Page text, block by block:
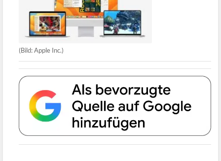
(Bild: Apple Inc.)